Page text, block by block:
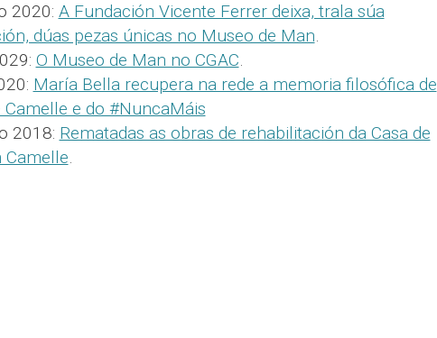
2020: A Fundación Vicente Ferrer deixa, trala súa
dúas pezas únicas no Museo de Man.
O Museo de Man no CGAC.
María Bella recupera na rede a memoria filosófica de
Camelle e do #NuncaMáis
2018: Rematadas as obras de rehabilitación da Casa de
Camelle.